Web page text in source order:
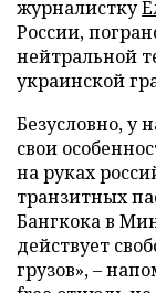
журналистку
России,
нейтральной
украинской
Безусловно, у
свои
на руках
транзитных
Бангкока в
действует
грузов», –